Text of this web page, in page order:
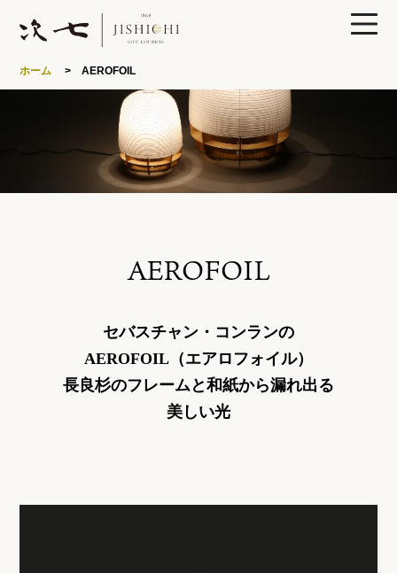
製品ラインナップ
ホーム > AEROFOIL
AEROFOIL
セバスチャン・コンランの
AEROFOIL（エアロフォイル）
長良杉のフレームと和紙から漏れ出る
美しい光